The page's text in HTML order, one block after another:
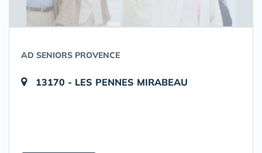
AD SENIORS PROVENCE
13170 - LES PENNES MIRABEAU